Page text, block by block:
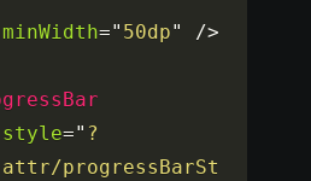
minWidth=" 50dp" />
style=" ?
attr/progressBarSt